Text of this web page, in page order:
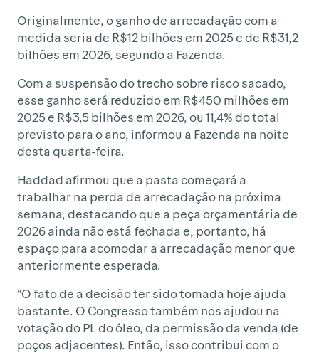
Originalmente, o ganho de arrecadação com a
medida seria de R$12 bilhões em 2025 e de R$31,2
bilhões em 2026, segundo a Fazenda.
Com a suspensão do trecho sobre risco sacado,
esse ganho será reduzido em R$450 milhões em
2025 e R$3,5 bilhões em 2026, ou 11,4% do total
previsto para o ano, informou a Fazenda na noite
desta quarta-feira.
Haddad afirmou que a pasta começará a
trabalhar na perda de arrecadação na próxima
semana, destacando que a peça orçamentária de
2026 ainda não está fechada e, portanto, há
espaço para acomodar a arrecadação menor que
anteriormente esperada.
“O fato de a decisão ter sido tomada hoje ajuda
bastante. O Congresso também nos ajudou na
votação do PL do óleo, da permissão da venda (de
poços adjacentes). Então, isso contribui com o